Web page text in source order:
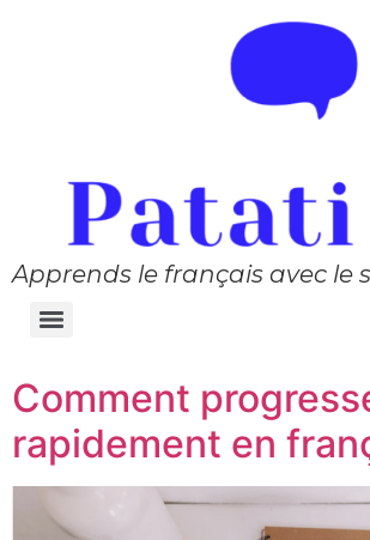
Apprends le français avec le
Comment
rapidement en